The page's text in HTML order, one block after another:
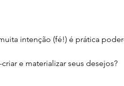
intenção (fé!) é prática
e materializar seus desejos?